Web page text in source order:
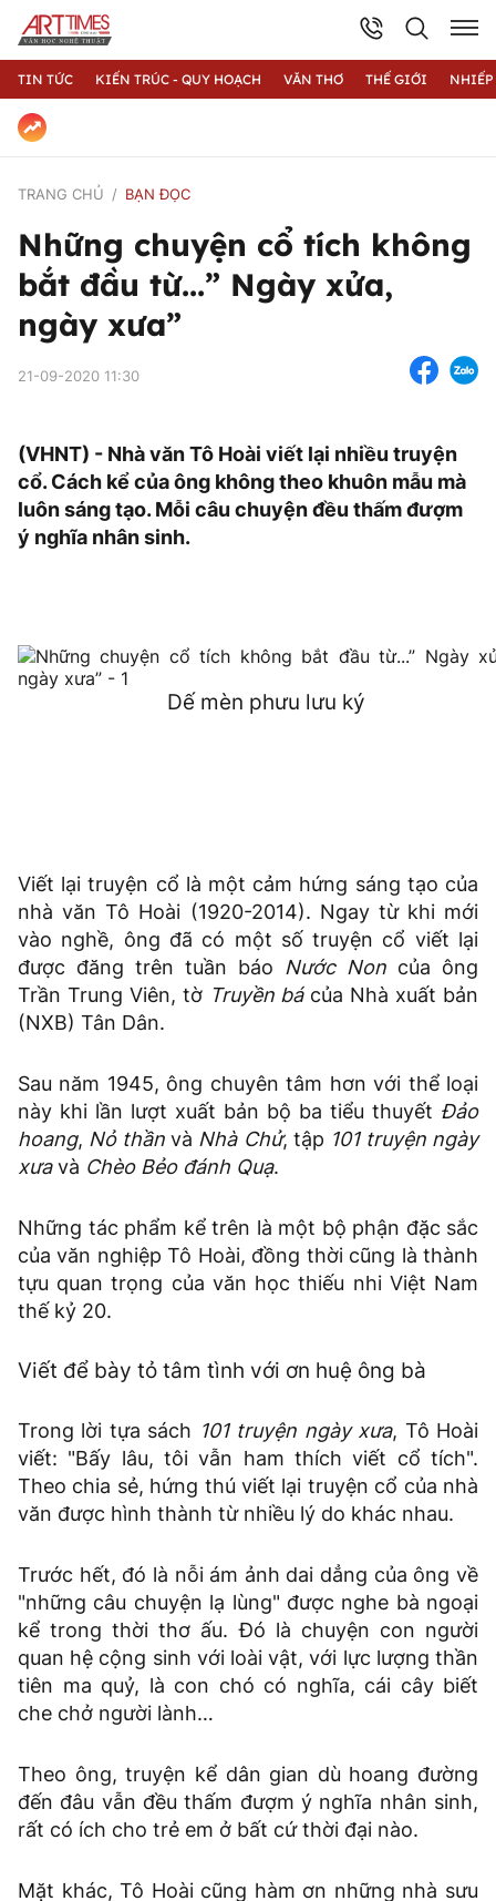
TIN TỨC KIẾN TRÚC - QUY HOẠCH VĂN THƠ THẾ GIỚI
TRANG CHỦ BẠN ĐỌC
Những chuyện cổ tích không
bắt đầu từ...” Ngày xửa,
ngày xưa”
21-09-2020 11:30
(VHNT) - Nhà văn Tô Hoài viết lại nhiều truyện
cổ. Cách kể của ông không theo khuôn mẫu mà
luôn sáng tạo. Mỗi câu chuyện đều thấm đượm
ý nghĩa nhân sinh.
Dế mèn phưu lưu ký
Viết lại truyện cổ là một cảm hứng sáng tạo của
nhà văn Tô Hoài (1920-2014). Ngay từ khi mới
vào nghề, ông đã có một số truyện cổ viết lại
được đăng trên tuần báo Nước Non của ông
Trần Trung Viên, tờ Truyền bácủa Nhà xuất bản
(NXB) Tân Dân.
Sau năm 1945, ông chuyên tâm hơn với thể loại
này khi lần lượt xuất bản bộ ba tiểu thuyết Đảo
hoang, Nỏ thần và Nhà Chử, tập 101 truyện ngày
xưavà Chèo Bẻo đánh Quạ.
Những tác phẩm kể trên là một bộ phận đặc sắc
của văn nghiệp Tô Hoài, đồng thời cũng là thành
tựu quan trọng của văn học thiếu nhi Việt Nam
thế kỷ 20.
Viết để bày tỏ tâm tình với ơn huệ ông bà
Trong lời tựa sách 101 truyện ngày xưa, Tô Hoài
viết: "Bấy lâu, tôi vẫn ham thích viết cổ tích".
Theo chia sẻ, hứng thú viết lại truyện cổ của nhà
văn được hình thành từ nhiều lý do khác nhau.
Trước hết, đó là nỗi ám ảnh dai dẳng của ông về
"những câu chuyện lạ lùng" được nghe bà ngoại
kể trong thời thơ ấu. Đó là chuyện con người
quan hệ cộng sinh với loài vật, với lực lượng thần
tiên ma quỷ, là con chó có nghĩa, cái cây biết
che chở người lành…
Theo ông, truyện kể dân gian dù hoang đường
đến đâu vẫn đều thấm đượm ý nghĩa nhân sinh,
rất có ích cho trẻ em ở bất cứ thời đại nào.
Mặt khác, Tô Hoài cũng hàm ơn những nhà sưu